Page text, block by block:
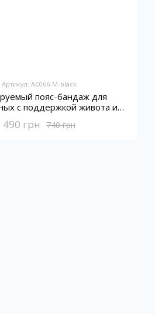
Артикул: AC066-M-black
пояс-бандаж для
с поддержкой живота и
740 грн
490 грн